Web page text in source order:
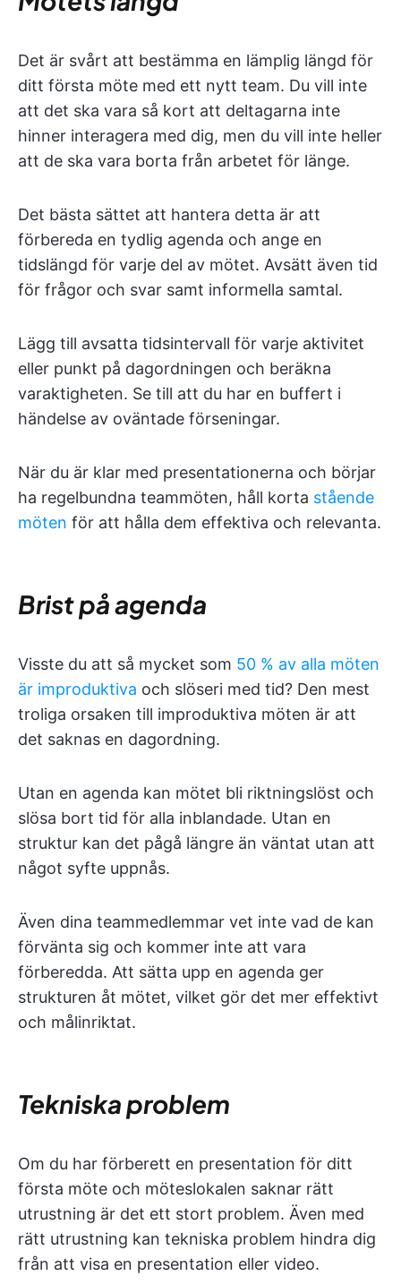
Det är svårt att bestämma en lämplig längd för
ditt första möte med ett nytt team. Du vill inte
att det ska vara så kort att deltagarna inte
hinner interagera med dig, men du vill inte heller
att de ska vara borta från arbetet för länge.
Det bästa sättet att hantera detta är att
förbereda en tydlig agenda och ange en
tidslängd för varje del av mötet. Avsätt även tid
för frågor och svar samt informella samtal.
Lägg till avsatta tidsintervall för varje aktivitet
eller punkt på dagordningen och beräkna
varaktigheten. Se till att du har en buffert i
händelse av oväntade förseningar.
När du är klar med presentationerna och börjar
ha regelbundna teammöten, håll korta stående
möten för att hålla dem effektiva och relevanta.
Brist på agenda
Visste du att så mycket som 50 % av alla möten
är improduktiva och slöseri med tid? Den mest
troliga orsaken till improduktiva möten är att
det saknas en dagordning.
Utan en agenda kan mötet bli riktningslöst och
slösa bort tid för alla inblandade. Utan en
struktur kan det pågå längre än väntat utan att
något syfte uppnås.
Även dina teammedlemmar vet inte vad de kan
förvänta sig och kommer inte att vara
förberedda. Att sätta upp en agenda ger
strukturen åt mötet, vilket gör det mer effektivt
och målinriktat.
Tekniska problem
Om du har förberett en presentation för ditt
första möte och möteslokalen saknar rätt
utrustning är det ett stort problem. Även med
rätt utrustning kan tekniska problem hindra dig
från att visa en presentation eller video.